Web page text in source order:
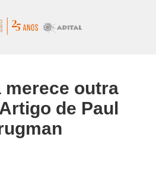
merece outra
de Paul